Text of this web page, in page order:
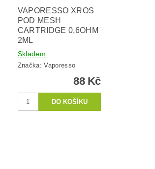
VAPORESSO XROS
POD MESH
CARTRIDGE 0,6OHM
2ML
Skladem
Značka:Vaporesso
88 Kč